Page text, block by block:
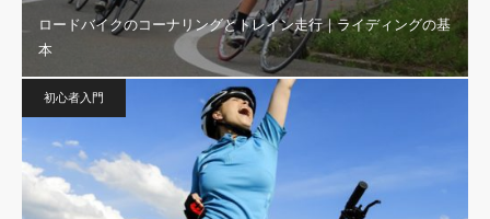
ロードバイクのコーナリングとトレイン走行｜ライディングの基
本
初心者入門